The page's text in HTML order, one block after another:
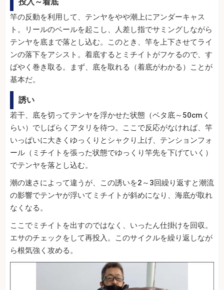
投入～着底
竿の反動を利用して、テンヤをやや潮上にアンダーキャス
ト。リールのベールを起こし、人差し指でサミングしながら
テンヤを底まで落とし込む。このとき、竿を上下させてライ
ンの落下をアシスト。着底するとミチイトがフケるので、す
ばやく巻き取る。まず、底を取れる（着底がわかる）ことが
基本だ。
誘い
若干、底を切ってテンヤを浮かせた状態（ベタ底～50cmく
らい）でしばらくアタリを待つ。ここで反応がなければ、竿
いっぱいに大きくゆっくりとシャクり上げ、テンションフォ
ール（ミチイトを張った状態でゆっくり竿先を下げていく）
でテンヤを落とし込む。
潮の速さによって違うが、この誘いを2～3回繰り返すと潮流
の影響でテンヤが浮いてミチイトが斜めになり、海底が取れ
なくなる。
ここでミチイトを出すのではなく、いったん仕掛けを回収。
エサのチェックをして再投入。このサイクルを繰り返しなが
ら根気強く攻める。